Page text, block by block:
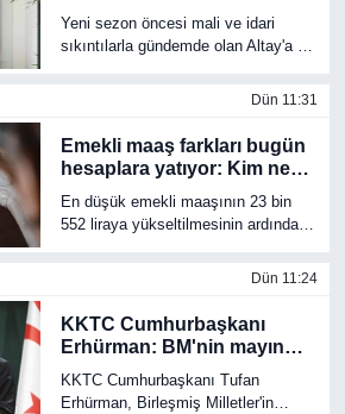
aralıksız sürdüğünü belirtti.
Yeni sezon öncesi mali ve idari
sıkıntılarla gündemde olan Altay'a ilk
Folkart Yapı Yönetim Kurulu
beyazlı kulübün sezona
başlayabilmesi için maddi destek
sağlayacaklarını açıkladı.
Dün 11:31
Emekli maaş farkları bugün
hesaplara yatıyor: Kim ne
kadar alacak?
En düşük emekli maaşının 23 bin
552 liraya yükseltilmesinin ardından,
milyonlarca emeklinin maaş farkları
Düzenleme SSK ve Bağ-Kur
emeklilerinin yanı sıra dul ve yetim
aylıklarını da kapsıyor.
Dün 11:24
KKTC Cumhurbaşkanı
Erhürman: BM'nin mayın
temizleme önerisini Rum
tarafı reddetti
KKTC Cumhurbaşkanı Tufan
Erhürman, Birleşmiş Milletler'in